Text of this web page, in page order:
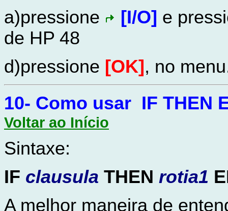
a)pressione
[I/O] e
de HP 48
d)pressione [OK], no
10- Como usar IF THEN
Voltar ao Início
Sintaxe:
IF clausula THEN rotia1
A melhor maneira de